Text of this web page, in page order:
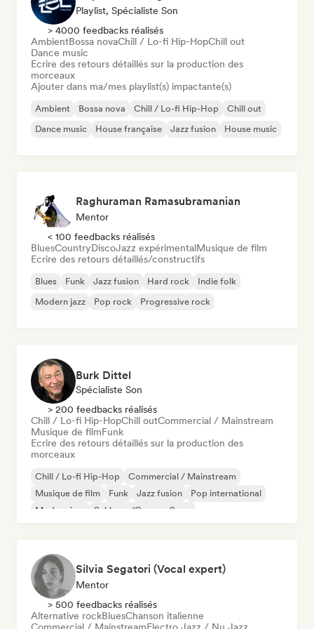
Playlist, Spécialiste Son
> 4000 feedbacks réalisés
AmbientBossa novaChill / Lo-fi Hip-HopChill out
Dance music
Ecrire des retours détaillés sur la production des
morceaux
Ajouter dans ma/mes playlist(s) impactante(s)
Ambient Bossa nova Chill / Lo-fi Hip-Hop
Chill out
Dance music
House française Jazz fusion House music
Raghuraman Ramasubramanian
Mentor
< 100 feedbacks réalisés
BluesCountryDiscoJazz expérimentalMusique de film
Ecrire des retours détaillés/constructifs
Blues Funk Jazz fusion Hard rock
Indie folk
Modern jazz
Pop rock Progressive rock
Burk Dittel
Spécialiste Son
> 200 feedbacks réalisés
Chill / Lo-fi Hip-HopChill outCommercial / Mainstream
Musique de filmFunk
Ecrire des retours détaillés sur la production des
morceaux
Chill / Lo-fi Hip-Hop
Commercial / Mainstream
Musique de film
Funk Jazz fusion
Pop international
Modern jazz
Schlager/German Song
Silvia Segatori (Vocal expert)
Mentor
> 500 feedbacks réalisés
Alternative rockBluesChanson italienne